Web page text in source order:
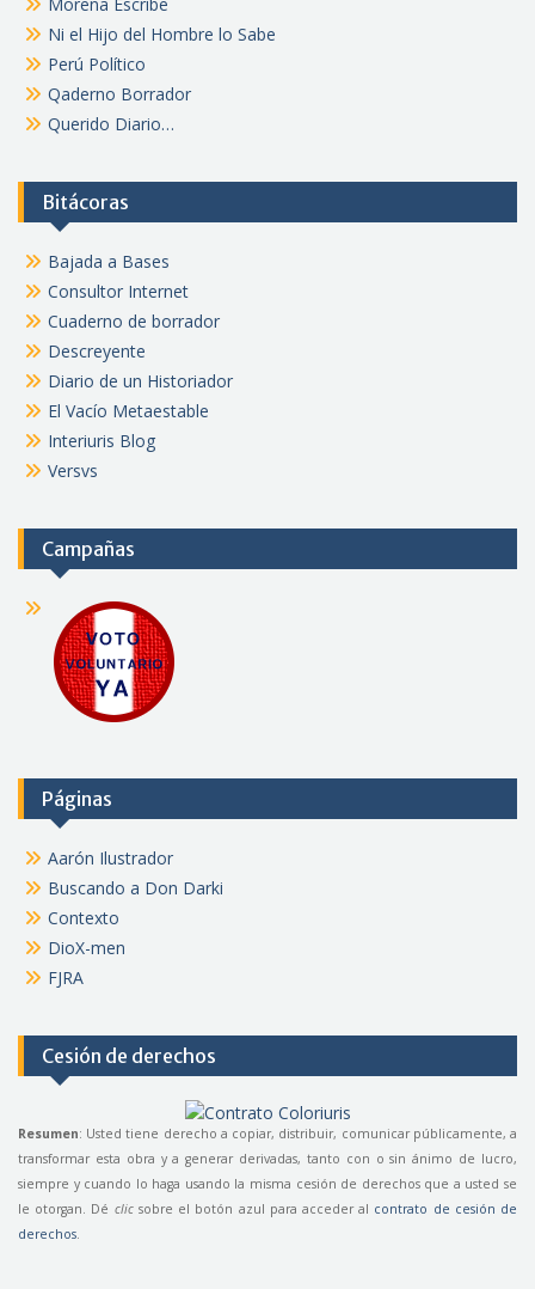
Ni el Hijo del Hombre lo Sabe
Perú Político
Qaderno Borrador
Querido Diario…
Bitácoras
Bajada a Bases
Consultor Internet
Cuaderno de borrador
Descreyente
Diario de un Historiador
El Vacío Metaestable
Interiuris Blog
Versvs
Campañas
Páginas
Aarón Ilustrador
Buscando a Don Darki
Contexto
DioX-men
FJRA
Cesión de derechos
Resumen: Usted tiene derecho a copiar, distribuir, comunicar públicamente, a
transformar esta obra y a generar derivadas, tanto con o sin ánimo de lucro,
siempre y cuando lo haga usando la misma cesión de derechos que a usted se
le otorgan. Dé clicsobre el botón azul para acceder al contrato de cesión de
derechos